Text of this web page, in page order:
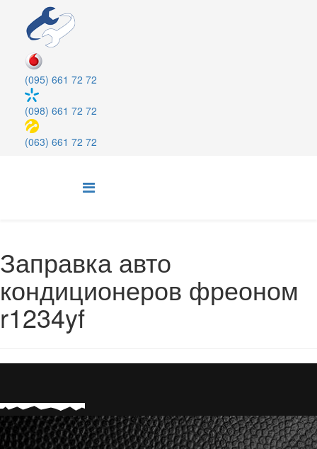
(095) 661 72 72
(098) 661 72 72
(063) 661 72 72
Заправка авто
кондиционеров фреоном
r1234yf